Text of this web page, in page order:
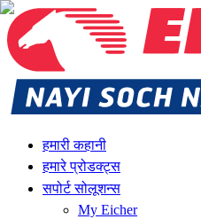
हमारी कहानी
हमारे प्रोडक्ट्स
सपोर्ट सोलूशन्स
My Eicher